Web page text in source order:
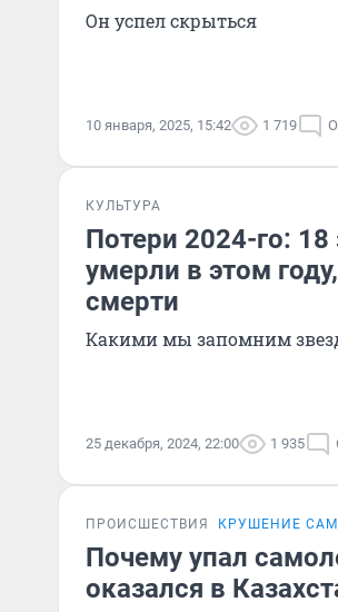
Он успел скрыться
10 января, 2025, 15:42 1 719
КУЛЬТУРА
Потери 2024-го:
умерли в этом
смерти
Какими мы запомним
25 декабря, 2024, 22:00 1 935
ПРОИСШЕСТВИЯ КРУШЕНИЕ
Почему упал
оказался в